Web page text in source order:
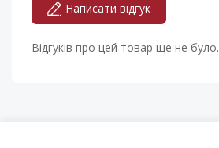
Написати відгук
Відгуків про цей товар ще не було.